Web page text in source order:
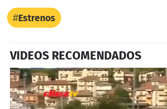
Estrenos
VIDEOS RECOMENDADOS